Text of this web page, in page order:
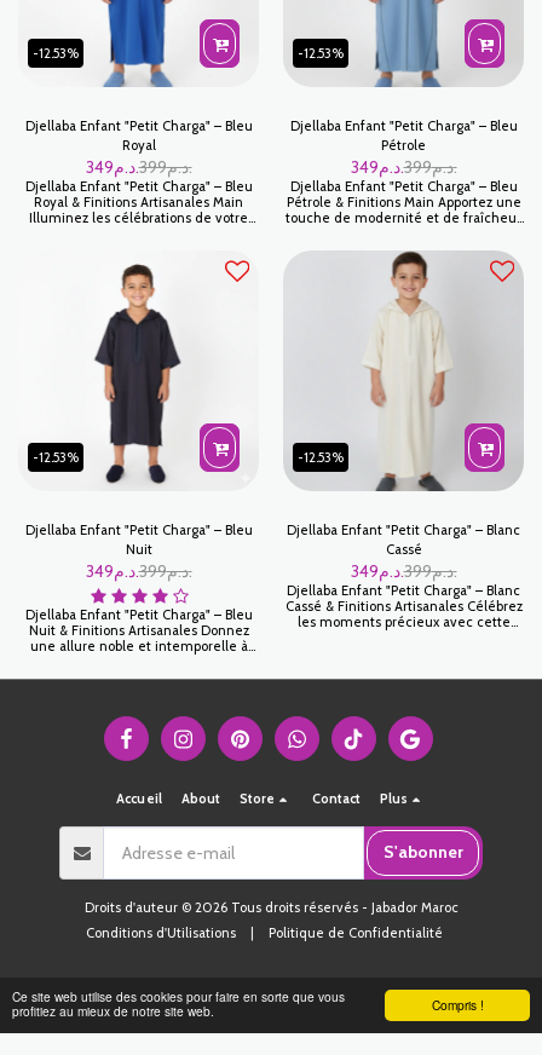
Compris !
Ce site web utilise des cookies pour faire en sorte que vous
profitiez au mieux de notre site web.
-12.53%
Djellaba Enfant "Petit Charga" – Bleu
Royal
399 د.م. 349 د.م.
Djellaba Enfant "Petit Charga" – Bleu
Royal & Finitions Artisanales Main
Illuminez les célébrations de votre
maîtresse de notre collection enfant,
cette djellaba marie une couleur
impériale à un savoir-faire de haute
précision. Grâce à ses finitions faites
main, elle offre un tombé noble et
une qualité d'exception pour tous les
moments mémorables.
-12.53%
Djellaba Enfant "Petit Charga" – Bleu
Pétrole
399 د.م. 349 د.م.
Djellaba Enfant "Petit Charga" – Bleu
Pétrole & Finitions Main Apportez une
touche de modernité et de fraîcheur
enfant avec cette Djellaba Petit
Charga en Bleu Pétrole. Ce coloris
tendance, à la fois doux et de
caractère, est sublimé par des détails
artisanaux rigoureux, offrant une
pièce unique pour célébrer les
moments importants avec élégance.
-12.53%
Djellaba Enfant "Petit Charga" – Bleu
Nuit
399 د.م. 349 د.م.
Djellaba Enfant "Petit Charga" – Bleu
Nuit & Finitions Artisanales Donnez
une allure noble et intemporelle à
Charga d'un Bleu Nuit profond.
sobriété d'un ton sombre à la richesse
d'un savoir-faire artisanal de haute
précision.
-12.53%
Djellaba Enfant "Petit Charga" – Blanc
Cassé
399 د.م. 349 د.م.
Djellaba Enfant "Petit Charga" – Blanc
Cassé & Finitions Artisanales Célébrez
les moments précieux avec cette
de cérémonie par excellence pour les
parfait entre confort moderne et
prestige traditionnel.
Accueil About Store Contact Plus
S'abonner
Droits d'auteur © 2026 Tous droits réservés - Jabador Maroc
Conditions d'Utilisations| Politique de Confidentialité